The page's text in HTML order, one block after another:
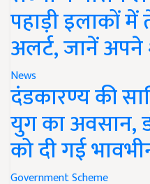
पहाड़ी इलाकों
अलर्ट, जानें
News
दंडकारण्य की
युग का अवसान,
को दी गई
Government Scheme